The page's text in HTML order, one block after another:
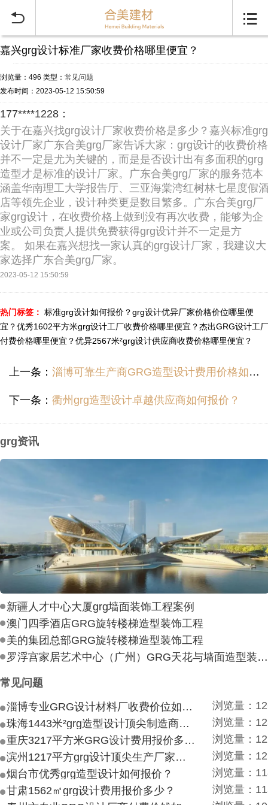
 
嘉兴grg设计标准厂家收费价格哪里便宜？
浏览量：496 类型： 常见问题
发布时间：2023-05-12 15:50:59
177****1228：
关于在嘉兴找grg设计厂家收费价格是多少？嘉兴标准grg
设计厂家广东合美grg厂家告诉大家：grg设计的收费价格
并不一定是尤为关键的，而是是否设计出有多面积的grg
造型才是标准的设计厂家。广东合美grg厂家的服务范本
涵盖华南理工大学报告厅、三亚海棠湾红树林七星度假
店等领先企业，设计种类更是数目繁多。广东合美grg厂
家grg设计，在收费价格上做到没有再次收费，能够为企
业或公司负责人提供免费获得grg设计并不一定是方
案。 如果在嘉兴想找一家认真的grg设计厂家，我建议大
家选择广东合美grg厂家。
2023-05-12 15:50:59
热门标签： 标准grg设计如何报价？grg设计优异厂家价格价位哪里便
宜？优秀1602平方米grg设计工厂收费价格哪里便宜？杰出GRG设计工厂
付费价格哪里便宜？优异2567米²grg设计供应商收费价格哪里便宜？
上一条： 淄博可靠生产商GRG造型设计费用价格如何？
下一条： 衢州grg造型设计卓越供应商如何报价？
grg资讯
新疆人才中心大厦grg墙面装饰工程案例
澳门四季酒店GRG旋转楼梯造型装饰工程
美的集团总部GRG旋转楼梯造型装饰工程
罗浮宫家居艺术中心（广州）GRG天花与墙面造型装饰工程
常见问题
淄博专业GRG设计材料厂收费价位如何？
浏览量：
珠海1443米²grg造型设计顶尖制造商付费付费多少？
浏览量：
重庆3217平方米GRG设计费用报价多少？
浏览量：
滨州1217平方grg设计顶尖生产厂家价目如何？
浏览量：
烟台市优秀grg造型设计如何报价？
浏览量：
甘肃1562㎡grg设计费用报价多少？
浏览量：